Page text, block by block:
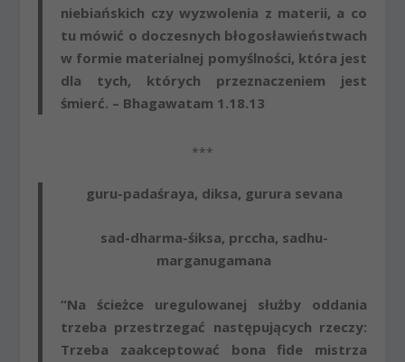
niebiańskich czy wyzwolenia z materii, a co
tu mówić o doczesnych błogosławieństwach
w formie materialnej pomyślności, która jest
dla tych, których przeznaczeniem jest
śmierć. – Bhagawatam 1.18.13
***
guru-padaśraya, diksa, gurura sevana
sad-dharma-śiksa, prccha, sadhu-
marganugamana
“Na ścieżce uregulowanej służby oddania
trzeba przestrzegać następujących rzeczy:
Trzeba zaakceptować bona fide mistrza